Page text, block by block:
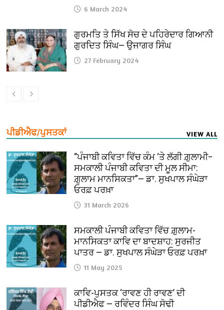
6 March 2024
ਗੁਰਮਤਿ ਤੇ ਸਿੱਖ ਸੋਚ ਦੇ ਪਹਿਰੇਦਾਰ ਗਿਆਨੀ
ਗੁਰਦਿਤ ਸਿੰਘ— ਉਜਾਗਰ ਸਿੰਘ
27 February 2024
ਪੀਡੀਐਫ/ਪੁਸਤਕਾਂ VIEW ALL
“ਪੰਜਾਬੀ ਕਵਿਤਾ ਵਿੱਚ ਕੰਮ ‘ਤੇ ਲੱਗੀ ਗ਼ੁਲਾਮੀ–
ਸਮਕਾਲੀ ਪੰਜਾਬੀ ਕਵਿਤਾ ਦੀ ਮੂਲ ਸੀਮਾ:
ਗ਼ੁਲਾਮ ਮਾਨਸਿਕਤਾ”— ਡਾ. ਸੁਖਪਾਲ ਸੰਘੇੜਾ
ਓਰਫ਼ ਪਰਖ਼ਾ
31 March 2026
ਸਮਕਾਲੀ ਪੰਜਾਬੀ ਕਵਿਤਾ ਵਿੱਚ ਗ਼ੁਲਾਮ-
ਮਾਨਸਿਕਤਾ ਕਾਵਿ ਦਾ ਬਾਦਸ਼ਾਹ: ਸੁਰਜੀਤ
ਪਾਤਰ — ਡਾ. ਸੁਖਪਾਲ ਸੰਘੇੜਾ ਓਰਫ਼ ਪਰਖ਼ਾ
11 May 2025
ਕਾਵਿ-ਪੁਸਤਕ ‘ਰਾਵਣ ਹੀ ਰਾਵਣ’ ਦੀ
ਪੀਡੀਐਫ — ਰਵਿੰਦਰ ਸਿੰਘ ਸੋਢੀ